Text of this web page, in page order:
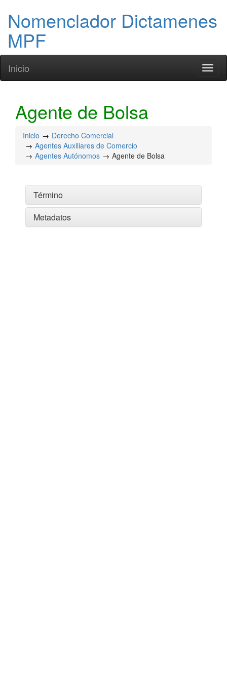
Nomenclador Dictamenes
MPF
Inicio
Agente de Bolsa
Inicio
Derecho Comercial
Agentes Auxiliares de Comercio
Agentes Autónomos
Agente de Bolsa
Término
Metadatos